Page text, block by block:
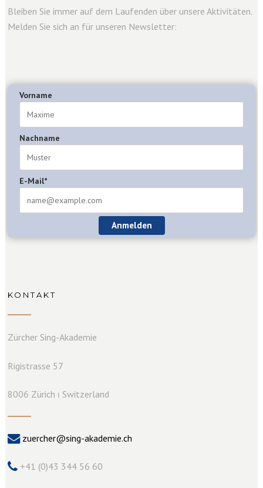
Bleiben Sie immer auf dem Laufenden über unsere Aktivitäten.
Melden Sie sich an für unseren Newsletter:
Vorname
Nachname
E-Mail*
Anmelden
KONTAKT
Zürcher Sing-Akademie
Rigistrasse 57
8006 Zürich ⏐ Switzerland
zuercher@sing-akademie.ch
+41 (0)43 344 56 60